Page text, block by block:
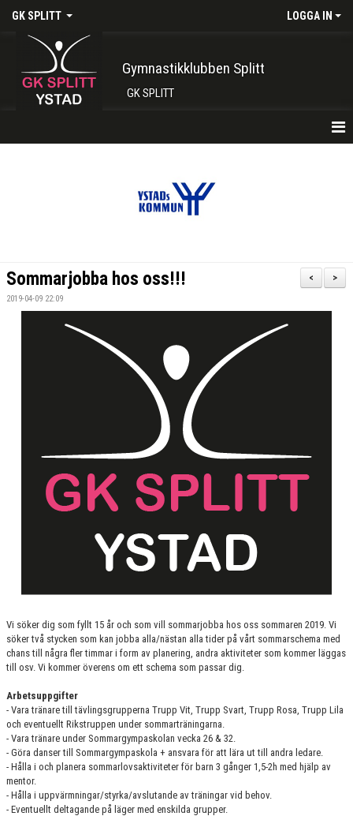
GK SPLITT LOGGA IN
Gymnastikklubben Splitt
GK SPLITT
INTRESSEANMÄLAN
FUNKTIONÄRER
>
<
Sommarjobba hos oss!!!
2019-04-09 22:09
Vi söker dig som fyllt 15 år och som vill sommarjobba hos oss sommaren 2019. Vi
söker två stycken som kan jobba alla/nästan alla tider på vårt sommarschema med
chans till några fler timmar i form av planering, andra aktiviteter som kommer läggas
till osv. Vi kommer överens om ett schema som passar dig.
Arbetsuppgifter
- Vara tränare till tävlingsgrupperna Trupp Vit, Trupp Svart, Trupp Rosa, Trupp Lila
och eventuellt Rikstruppen under sommarträningarna.
- Vara tränare under Sommargympaskolan vecka 26 & 32.
- Göra danser till Sommargympaskola + ansvara för att lära ut till andra ledare.
- Hålla i och planera sommarlovsaktiviteter för barn 3 gånger 1,5-2h med hjälp av
mentor.
- Hålla i uppvärmningar/styrka/avslutande av träningar vid behov.
- Eventuellt deltagande på läger med enskilda grupper.